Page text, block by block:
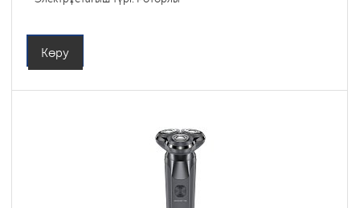
Батареяны зарядтау уақыты: 1,5
Көру